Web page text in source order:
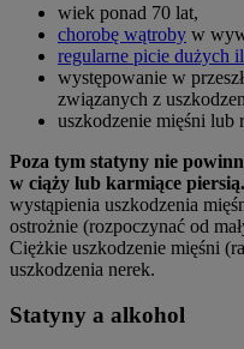
wiek ponad 70 lat,
chorobę wątroby w
regularne picie dużych
występowanie w
związanych z
uszkodzenie mięśni lub
Poza tym statyny nie
w ciąży lub karmiące piersią.
wystąpienia uszkodzenia
ostrożnie (rozpoczynać od
Ciężkie uszkodzenie mięśni
uszkodzenia nerek.
Statyny a alkohol